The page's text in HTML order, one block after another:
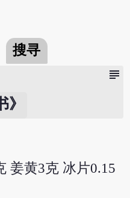
搜寻
subject
》
姜黄3克 冰片0.15